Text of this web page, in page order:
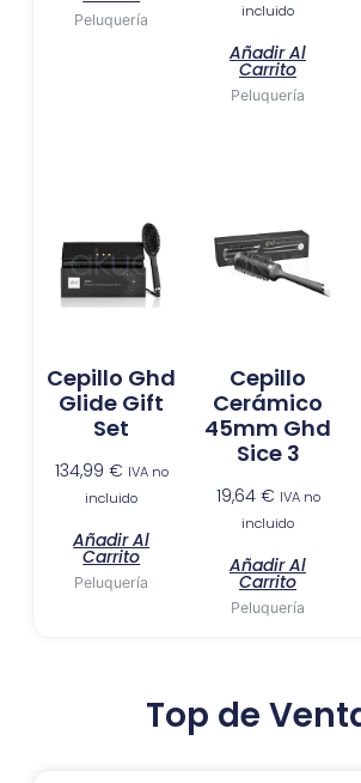
Peluquería
incluido
Añadir Al
Carrito
Peluquería
Cepillo Ghd
Glide Gift
Set
134,99 € IVA no
incluido
Añadir Al
Carrito
Peluquería
Cepillo
Cerámico
45mm Ghd
Sice 3
19,64 € IVA no
incluido
Añadir Al
Carrito
Peluquería
Top de